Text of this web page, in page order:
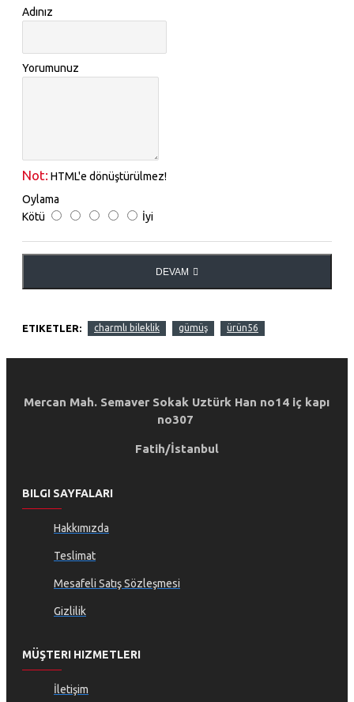
Adınız
Yorumunuz
Not: HTML'e dönüştürülmez!
Oylama
Kötü
İyi
DEVAM
ETIKETLER: charmlı bileklik gümüş ürün56
Mercan Mah. Semaver Sokak Uztürk Han no14 iç kapı
no307
Fatih/İstanbul
BILGI SAYFALARI
Hakkımızda
Teslimat
Mesafeli Satış Sözleşmesi
Gizlilik
MÜŞTERI HIZMETLERI
İletişim